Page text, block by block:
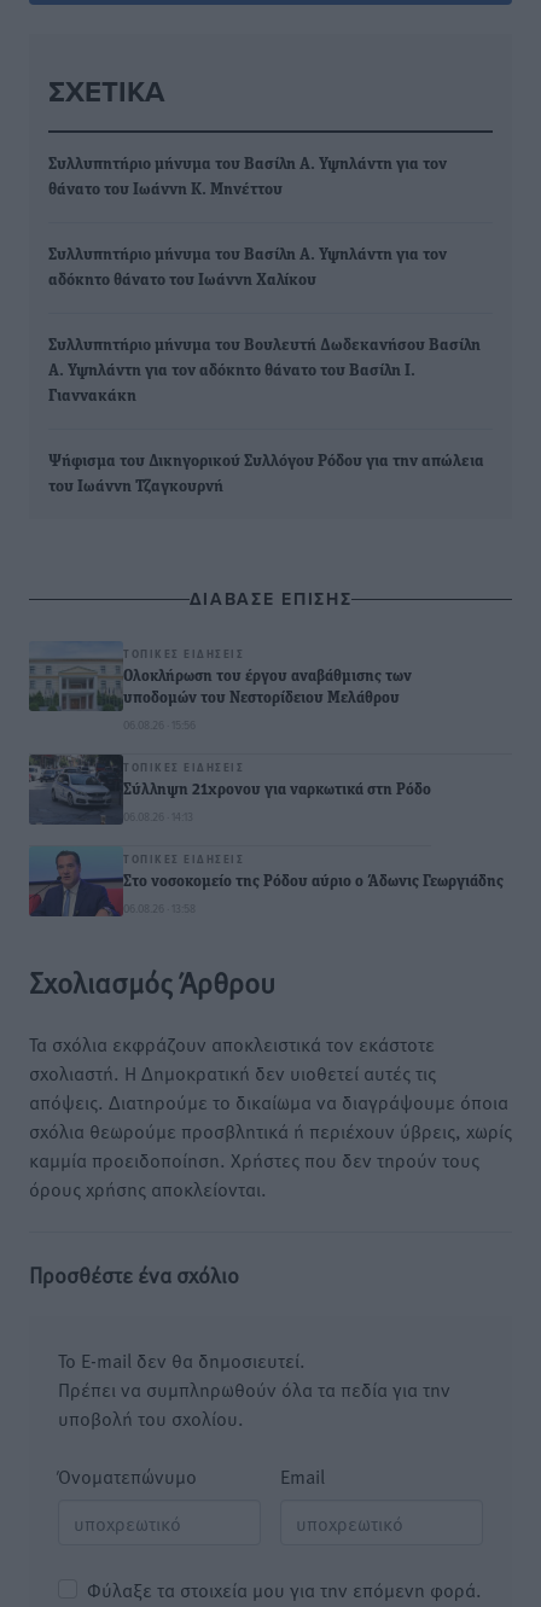
ΣΧΕΤΙΚΆ
Συλλυπητήριο μήνυμα του Βασίλη Α. Υψηλάντη για τον
θάνατο του Ιωάννη Κ. Μηνέττου
Συλλυπητήριο μήνυμα του Βασίλη Α. Υψηλάντη για τον
αδόκητο θάνατο του Ιωάννη Χαλίκου
Συλλυπητήριο μήνυμα του Βουλευτή Δωδεκανήσου Βασίλη
Α. Υψηλάντη για τον αδόκητο θάνατο του Βασίλη Ι.
Γιαννακάκη
Ψήφισμα του Δικηγορικού Συλλόγου Ρόδου για την απώλεια
του Ιωάννη Τζαγκουρνή
ΔΙΑΒΑΣΕ ΕΠΙΣΗΣ
ΤΟΠΙΚΈΣ ΕΙΔΉΣΕΙΣ
Ολοκλήρωση του έργου αναβάθμισης των
υποδομών του Νεστορίδειου Μελάθρου
06.08.26 · 15:56
ΤΟΠΙΚΈΣ ΕΙΔΉΣΕΙΣ
Σύλληψη 21χρονου για ναρκωτικά στη Ρόδο
06.08.26 · 14:13
ΤΟΠΙΚΈΣ ΕΙΔΉΣΕΙΣ
Στο νοσοκομείο της Ρόδου αύριο ο Άδωνις Γεωργιάδης
06.08.26 · 13:58
Σχολιασμός Άρθρου
Τα σχόλια εκφράζουν αποκλειστικά τον εκάστοτε
σχολιαστή. Η Δημοκρατική δεν υιοθετεί αυτές τις
απόψεις. Διατηρούμε το δικαίωμα να διαγράψουμε όποια
σχόλια θεωρούμε προσβλητικά ή περιέχουν ύβρεις, χωρίς
καμμία προειδοποίηση. Χρήστες που δεν τηρούν τους
όρους χρήσης αποκλείονται.
Προσθέστε ένα σχόλιο
Το E-mail δεν θα δημοσιευτεί.
Πρέπει να συμπληρωθούν όλα τα πεδία για την
υποβολή του σχολίου.
Όνοματεπώνυμο Email
Φύλαξε τα στοιχεία μου για την επόμενη φορά.